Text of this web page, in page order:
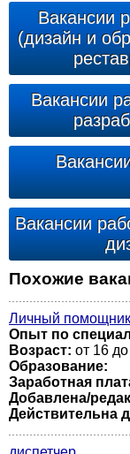
Вакансии
(дизайн и
Вакансии
Вакансии
Похожие
Личный помощник
Опыт по
Возраст: от 16
Образование:
Заработная
Добавлена/
Действительна